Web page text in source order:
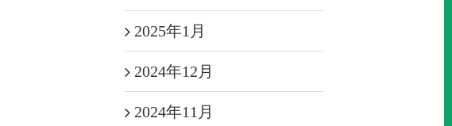
2025年1月
2024年12月
2024年11月